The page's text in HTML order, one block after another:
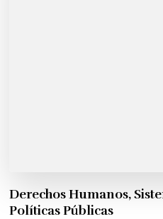
Derechos Humanos,
Políticas Públicas